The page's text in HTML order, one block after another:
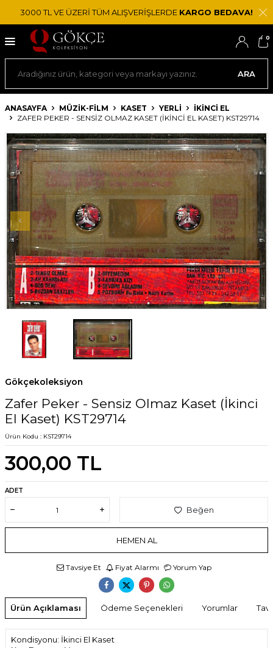
3000 TL VE ÜZERİ TÜM ALIŞVERİŞLERDE KARGO BEDAVA!
ARA
0
ANASAYFA MÜZİK-FİLM KASET YERLI
İKINCI EL
ZAFER PEKER - SENSIZ OLMAZ KASET (İKINCI EL KASET) KST29714
Gökçekoleksiyon
Zafer Peker - Sensiz Olmaz Kaset (İkinci
El Kaset) KST29714
Ürün Kodu : KST29714
300,00 TL
ADET
Beğen
HEMEN AL
Tavsiye Et Fiyat Alarmı Yorum Yap
Ürün Açıklaması Ödeme Seçenekleri Yorumlar
Kondisyonu: İkinci El Kaset